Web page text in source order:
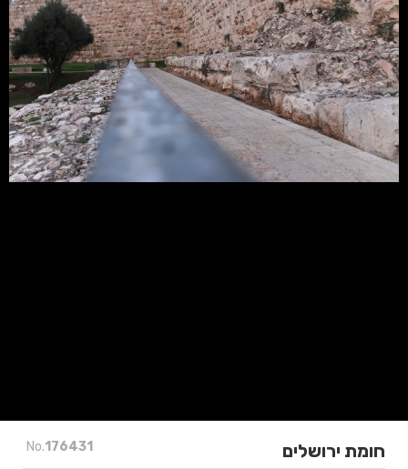
No.176431 חומת ירושלים